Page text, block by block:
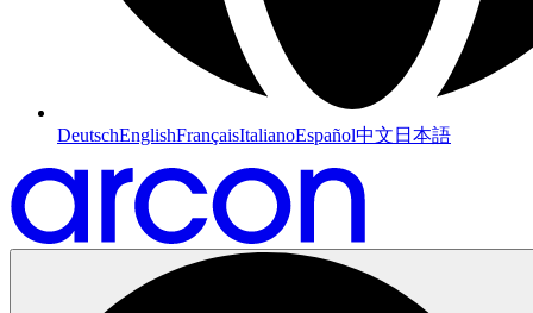
DeutschEnglishFrançaisItalianoEspañol中文 日本語